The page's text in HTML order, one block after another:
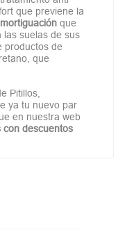
que previene la
que
las suelas de sus
productos de
que
Pitillos,
ya tu nuevo par
en nuestra web
con descuentos